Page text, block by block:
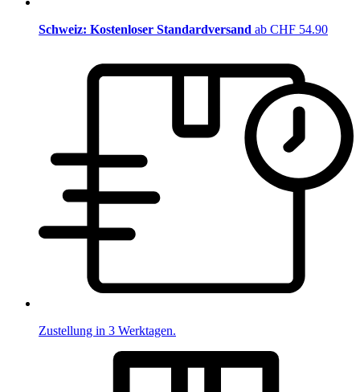
Schweiz: Kostenloser Standardversand ab CHF 54.90
Zustellung in 3 Werktagen.